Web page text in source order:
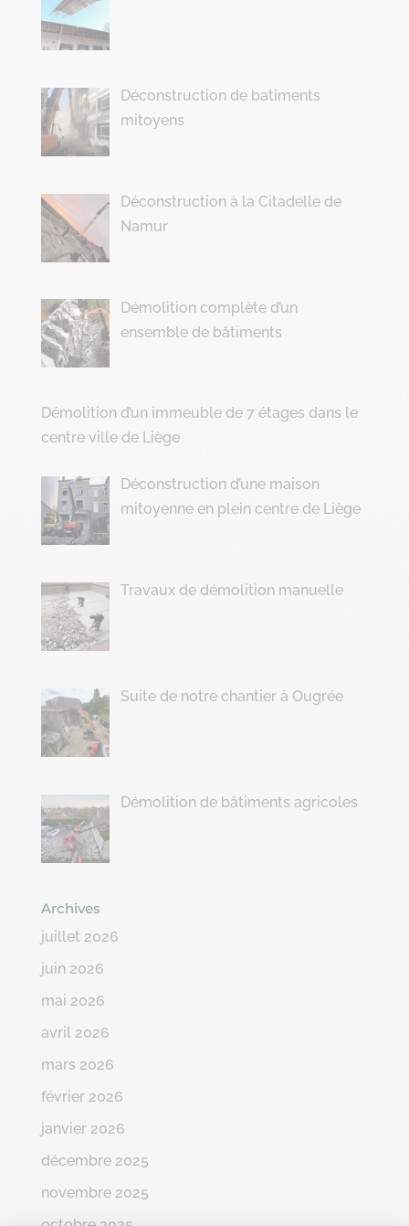
Déconstruction de batîments
mitoyens
Déconstruction à la Citadelle de
Namur
Démolition complète d’un
ensemble de bâtiments
Démolition d’un immeuble de 7 étages dans le
centre ville de Liège
Déconstruction d’une maison
mitoyenne en plein centre de Liège
Travaux de démolition manuelle
Suite de notre chantier à Ougrée
Démolition de bâtiments agricoles
Archives
juillet 2026
juin 2026
mai 2026
avril 2026
mars 2026
février 2026
janvier 2026
décembre 2025
novembre 2025